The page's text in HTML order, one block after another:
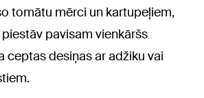
tomātu mērci un kartupeļiem,
pavisam vienkāršs
ceptas desiņas ar adžiku vai